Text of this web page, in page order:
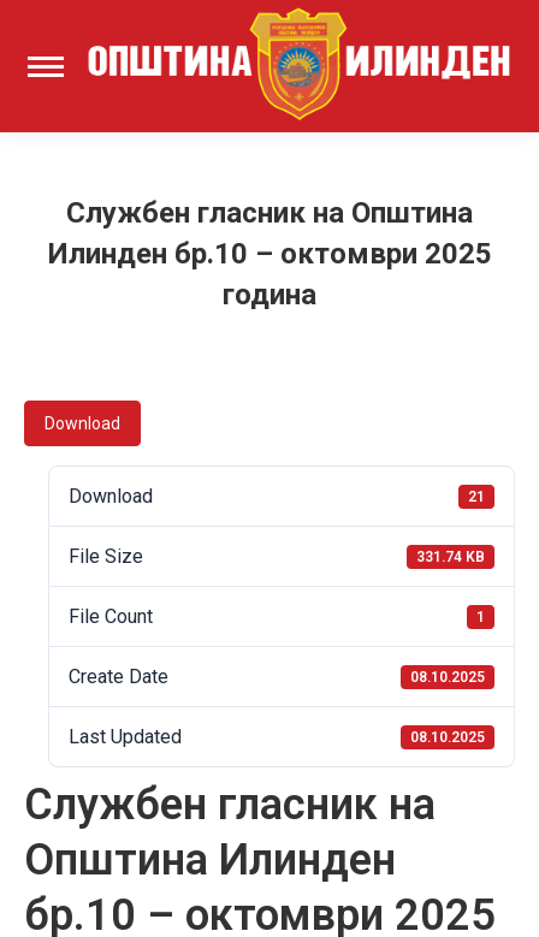
Службен гласник на Општина
Илинден бр.10 – октомври 2025
година
Download
Download 21
File Size 331.74 KB
File Count 1
Create Date 08.10.2025
Last Updated 08.10.2025
Службен гласник на
Општина Илинден
бр.10 – октомври 2025